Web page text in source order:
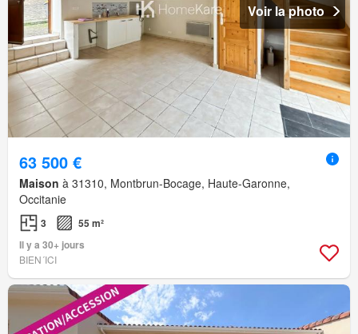
Voir la photo
63 500 €
Maison à 31310, Montbrun-Bocage, Haute-Garonne,
Occitanie
3
55 m²
Il y a 30+ jours
BIEN´ICI